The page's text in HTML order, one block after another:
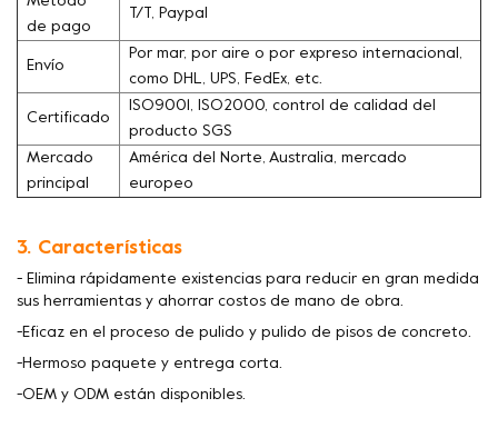
de pago
T/T, Paypal
Envío
Por mar, por aire o por expreso internacional,
como DHL, UPS, FedEx, etc.
Certificado
ISO9001, ISO2000, control de calidad del
producto SGS
Mercado
principal
América del Norte, Australia, mercado
europeo
3. Características
- Elimina rápidamente existencias para reducir en gran medida
sus herramientas y ahorrar costos de mano de obra.
-Eficaz en el proceso de pulido y pulido de pisos de concreto.
-Hermoso paquete y entrega corta.
-OEM y ODM están disponibles.